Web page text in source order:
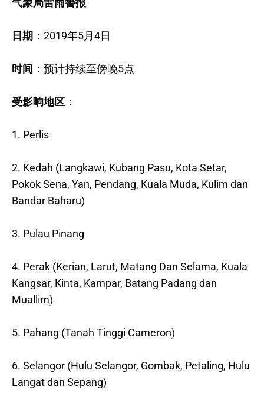
气象局雷雨警报
日期： 2019年5月4日
时间： 预计持续至傍晚5点
受影响地区：
1. Perlis
2. Kedah (Langkawi, Kubang Pasu, Kota Setar,
Pokok Sena, Yan, Pendang, Kuala Muda, Kulim dan
Bandar Baharu)
3. Pulau Pinang
4. Perak (Kerian, Larut, Matang Dan Selama, Kuala
Kangsar, Kinta, Kampar, Batang Padang dan
Muallim)
5. Pahang (Tanah Tinggi Cameron)
6. Selangor (Hulu Selangor, Gombak, Petaling, Hulu
Langat dan Sepang)